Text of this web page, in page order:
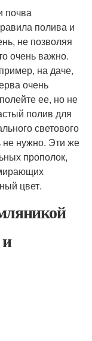
почва
полива и
не позволяя
очень важно.
на даче,
очень
ее, но не
полив для
светового
не нужно. Эти же
прополок,
цвет.